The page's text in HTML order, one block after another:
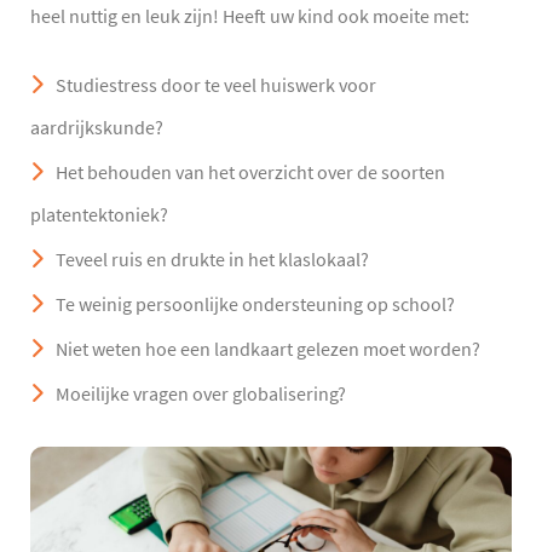
heel nuttig en leuk zijn! Heeft uw kind ook moeite met:
Studiestress door te veel huiswerk voor
aardrijkskunde?
Het behouden van het overzicht over de soorten
platentektoniek?
Teveel ruis en drukte in het klaslokaal?
Te weinig persoonlijke ondersteuning op school?
Niet weten hoe een landkaart gelezen moet worden?
Moeilijke vragen over globalisering?